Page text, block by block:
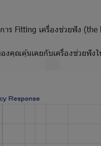
Fitting เครื่องช่วยฟัง (the
คุณคุ้นเคยกับเครื่องช่วยฟัง